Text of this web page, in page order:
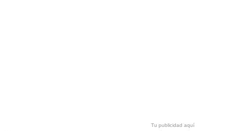
Tu publicidad aquí